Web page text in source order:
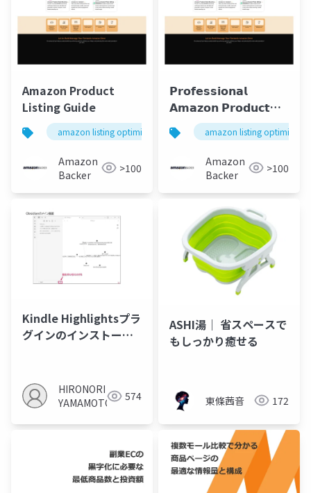
Amazon Product
Listing Guide
amazon listing optimization amazon store setup services
Amazon
Backer
>100
𝗣𝗿𝗼𝗳𝗲𝘀𝘀𝗶𝗼𝗻𝗮𝗹
𝗔𝗺𝗮𝘇𝗼𝗻 𝗣𝗿𝗼𝗱𝘂𝗰𝘁
𝗟𝗶𝘀𝘁𝗶𝗻𝗴 &
𝗢𝗽𝘁𝗶𝗺𝗶𝘇𝗮𝘁𝗶𝗼𝗻
𝗦𝗲𝗿𝘃𝗶𝗰𝗲𝘀 |
𝗔𝗺𝗮𝘇𝗼𝗻𝗕𝗮𝗰𝗸𝗲𝗿
amazon listing
Amazon
Backer
>100
Kindle Highlightsプラ
グインのインストール
HIRONORI
YAMAMOTO
574
ASHI湯｜ 省スペースで
もしっかり癒せる
東條茜音 172